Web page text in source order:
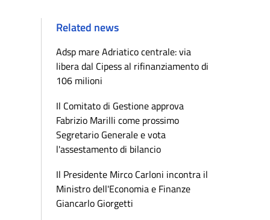
Related news
Adsp mare Adriatico centrale: via
libera dal Cipess al rifinanziamento di
106 milioni
Il Comitato di Gestione approva
Fabrizio Marilli come prossimo
Segretario Generale e vota
l'assestamento di bilancio
Il Presidente Mirco Carloni incontra il
Ministro dell'Economia e Finanze
Giancarlo Giorgetti